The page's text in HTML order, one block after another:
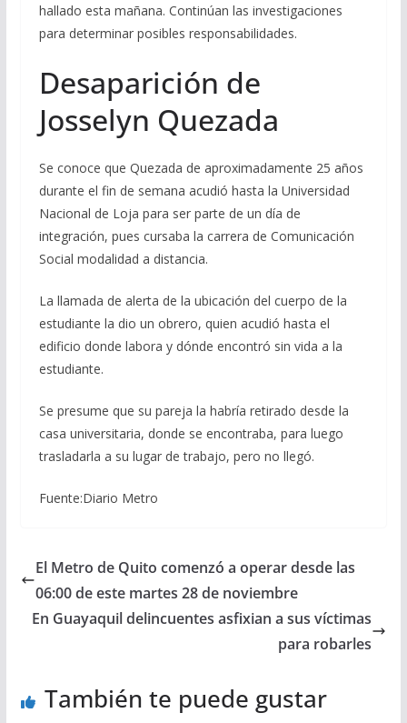
hallado esta mañana. Continúan las investigaciones
para determinar posibles responsabilidades.
Desaparición de
Josselyn Quezada
Se conoce que Quezada de aproximadamente 25 años
durante el fin de semana acudió hasta la Universidad
Nacional de Loja para ser parte de un día de
integración, pues cursaba la carrera de Comunicación
Social modalidad a distancia.
La llamada de alerta de la ubicación del cuerpo de la
estudiante la dio un obrero, quien acudió hasta el
edificio donde labora y dónde encontró sin vida a la
estudiante.
Se presume que su pareja la habría retirado desde la
casa universitaria, donde se encontraba, para luego
trasladarla a su lugar de trabajo, pero no llegó.
Fuente:Diario Metro
El Metro de Quito comenzó a operar desde las
06:00 de este martes 28 de noviembre
En Guayaquil delincuentes asfixian a sus víctimas
para robarles
También te puede gustar